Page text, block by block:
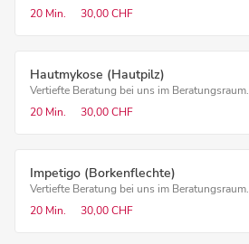
20 Min.
30,00 CHF
Hautmykose (Hautpilz)
Vertiefte Beratung bei uns im Beratungsraum.
20 Min.
30,00 CHF
Impetigo (Borkenflechte)
Vertiefte Beratung bei uns im Beratungsraum.
20 Min.
30,00 CHF